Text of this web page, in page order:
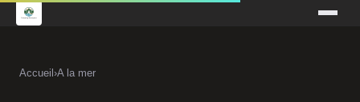
Accueil ›A la mer